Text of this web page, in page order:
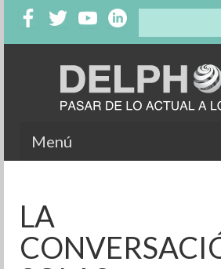
Buscar
Menú
Nosotros
Productos
LA